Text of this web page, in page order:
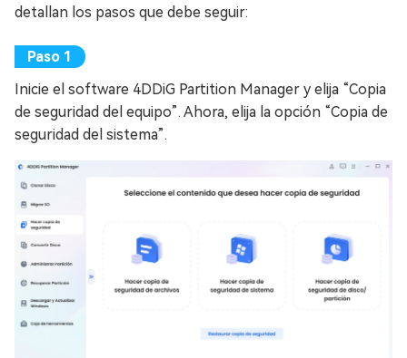
detallan los pasos que debe seguir:
Inicie el software 4DDiG Partition Manager y elija “Copia
de seguridad del equipo”. Ahora, elija la opción “Copia de
seguridad del sistema”.